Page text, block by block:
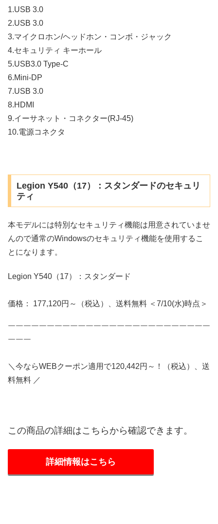
1.USB 3.0
2.USB 3.0
3.マイクロホン/ヘッドホン・コンボ・ジャック
4.セキュリティ キーホール
5.USB3.0 Type-C
6.Mini-DP
7.USB 3.0
8.HDMI
9.イーサネット・コネクター(RJ-45)
10.電源コネクタ
Legion Y540（17）：スタンダードのセキュリ
ティ
本モデルには特別なセキュリティ機能は用意されていませ
んので通常のWindowsのセキュリティ機能を使用するこ
とになります。
Legion Y540（17）：スタンダード
価格： 177,120円～（税込）、送料無料 ＜7/10(水)時点＞
￣￣￣￣￣￣￣￣￣￣￣￣￣￣￣￣￣￣￣￣￣￣￣￣￣￣
￣￣￣
＼今ならWEBクーポン適用で120,442円～！（税込）、送
料無料 ／
この商品の詳細はこちらから確認できます。
詳細情報はこちら